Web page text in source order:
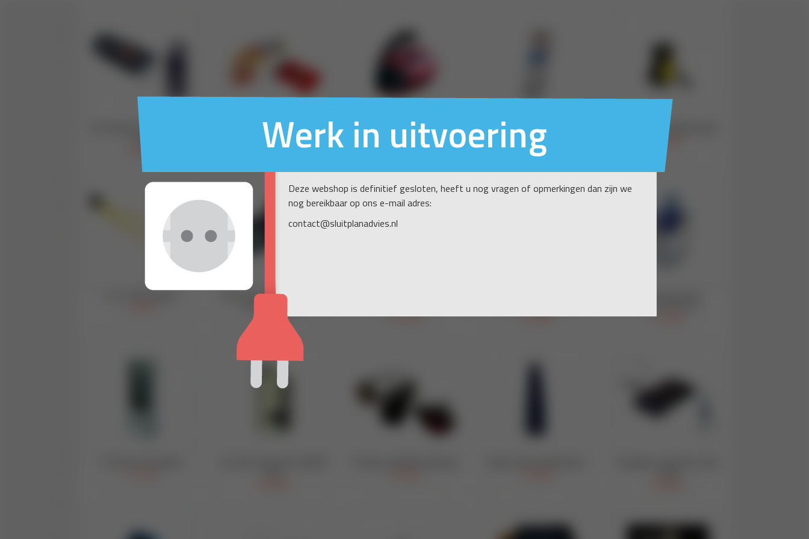
Werk in uitvoering
Deze webshop is definitief gesloten, heeft u nog vragen of opmerkingen dan zijn we
nog bereikbaar op ons e-mail adres:
contact@sluitplanadvies.nl